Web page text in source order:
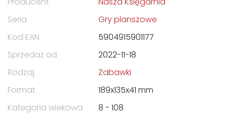
Seria
Gry planszowe
Kod EAN
5904915901177
Sprzedaż od
2022-11-18
Rodzaj
Zabawki
Format
189x135x41 mm
Kategoria wiekowa
8 - 108